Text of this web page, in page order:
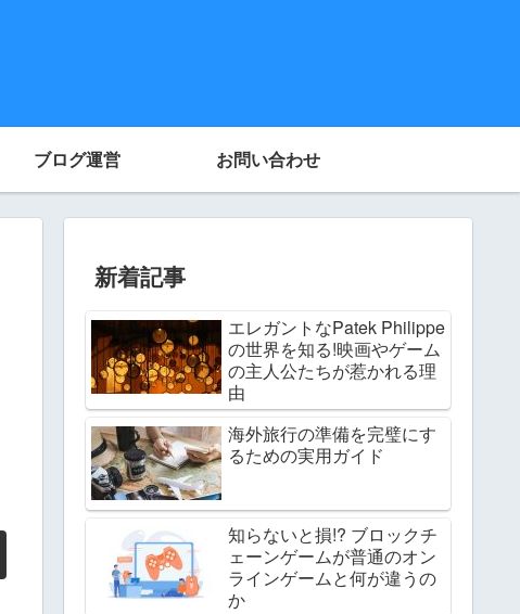
ブログ運営 お問い合わせ
新着記事
エレガントなPatek Philippe
の世界を知る!映画やゲーム
の主人公たちが惹かれる理
由
海外旅行の準備を完璧にす
るための実用ガイド
知らないと損!? ブロックチ
ェーンゲームが普通のオン
ラインゲームと何が違うの
か